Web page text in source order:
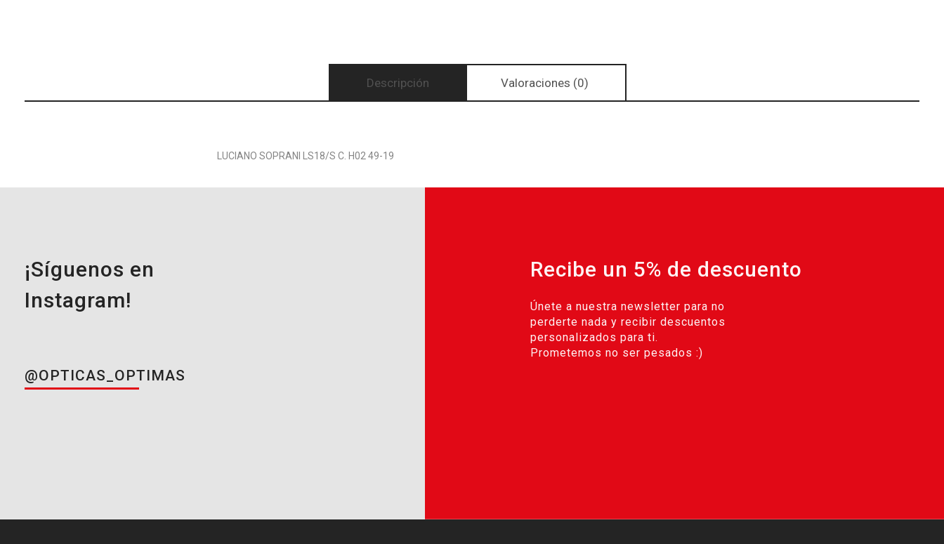
Descripción Valoraciones (0)
LUCIANO SOPRANI LS18/S C. H02 49-19
¡Síguenos en
Instagram!
@OPTICAS_OPTIMAS
Recibe un 5% de descuento
Únete a nuestra newsletter para no
perderte nada y recibir descuentos
personalizados para ti.
Prometemos no ser pesados :)